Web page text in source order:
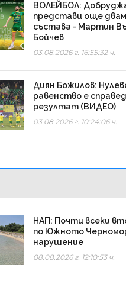
ВОЛЕЙБОЛ:
представи още
състава - Мартин
Бойчев
03.08.2026 г. 16:55:32 ч.
Диян Божилов:
равенство е
резултат (ВИДЕО)
03.08.2026 г. 10:24:06 ч.
НАП: Почти всеки
по Южното
нарушение
08.08.2026 г. 12:10:53 ч.